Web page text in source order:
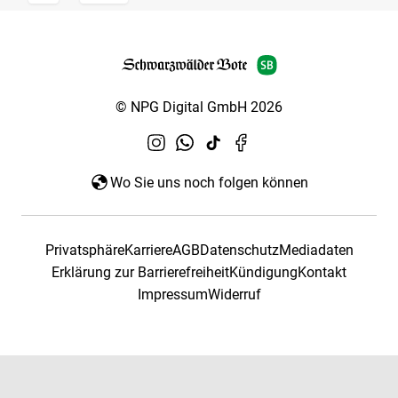
© NPG Digital GmbH 2026
Wo Sie uns noch folgen können
PrivatsphäreKarriereAGBDatenschutzMediadaten
Erklärung zur BarrierefreiheitKündigungKontakt
ImpressumWiderruf